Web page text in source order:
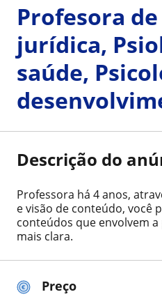
Preço
Profesora
jurídica,
saúde,
Descrição do
Professora há 4 anos,
e visão de conteúdo, você
conteúdos que envolvem
mais clara.